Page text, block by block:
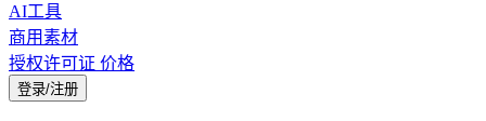
AI工具
商用素材
授权许可证 价格
登录/注册